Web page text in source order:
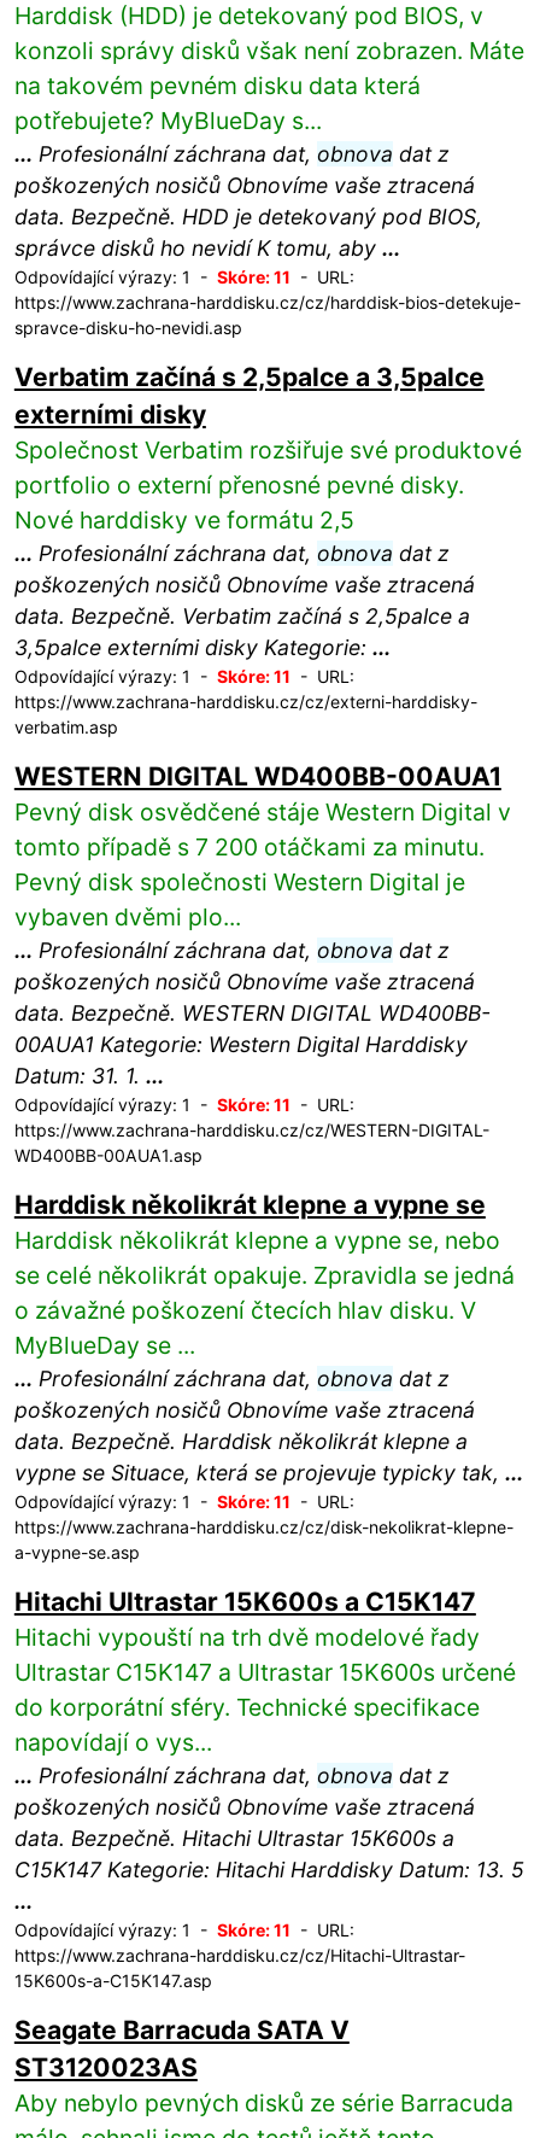
Harddisk (HDD) je detekovaný pod BIOS, v
konzoli správy disků však není zobrazen. Máte
na takovém pevném disku data která
potřebujete? MyBlueDay s...
... Profesionální záchrana dat, obnova dat z
poškozených nosičů Obnovíme vaše ztracená
data. Bezpečně. HDD je detekovaný pod BIOS,
správce disků ho nevidí K tomu, aby ...
Odpovídající výrazy: 1 - Skóre: 11 - URL:
https://www.zachrana-harddisku.cz/cz/harddisk-bios-detekuje-
spravce-disku-ho-nevidi.asp
Verbatim začíná s 2,5palce a 3,5palce
externími disky
Společnost Verbatim rozšiřuje své produktové
portfolio o externí přenosné pevné disky.
Nové harddisky ve formátu 2,5
... Profesionální záchrana dat, obnova dat z
poškozených nosičů Obnovíme vaše ztracená
data. Bezpečně. Verbatim začíná s 2,5palce a
3,5palce externími disky Kategorie: ...
Odpovídající výrazy: 1 - Skóre: 11 - URL:
https://www.zachrana-harddisku.cz/cz/externi-harddisky-
verbatim.asp
WESTERN DIGITAL WD400BB-00AUA1
Pevný disk osvědčené stáje Western Digital v
tomto případě s 7 200 otáčkami za minutu.
Pevný disk společnosti Western Digital je
vybaven dvěmi plo...
... Profesionální záchrana dat, obnova dat z
poškozených nosičů Obnovíme vaše ztracená
data. Bezpečně. WESTERN DIGITAL WD400BB-
00AUA1 Kategorie: Western Digital Harddisky
Datum: 31. 1. ...
Odpovídající výrazy: 1 - Skóre: 11 - URL:
https://www.zachrana-harddisku.cz/cz/WESTERN-DIGITAL-
WD400BB-00AUA1.asp
Harddisk několikrát klepne a vypne se
Harddisk několikrát klepne a vypne se, nebo
se celé několikrát opakuje. Zpravidla se jedná
o závažné poškození čtecích hlav disku. V
MyBlueDay se ...
... Profesionální záchrana dat, obnova dat z
poškozených nosičů Obnovíme vaše ztracená
data. Bezpečně. Harddisk několikrát klepne a
vypne se Situace, která se projevuje typicky tak, ...
Odpovídající výrazy: 1 - Skóre: 11 - URL:
https://www.zachrana-harddisku.cz/cz/disk-nekolikrat-klepne-
a-vypne-se.asp
Hitachi Ultrastar 15K600s a C15K147
Hitachi vypouští na trh dvě modelové řady
Ultrastar C15K147 a Ultrastar 15K600s určené
do korporátní sféry. Technické specifikace
napovídají o vys...
... Profesionální záchrana dat, obnova dat z
poškozených nosičů Obnovíme vaše ztracená
data. Bezpečně. Hitachi Ultrastar 15K600s a
C15K147 Kategorie: Hitachi Harddisky Datum: 13. 5
...
Odpovídající výrazy: 1 - Skóre: 11 - URL:
https://www.zachrana-harddisku.cz/cz/Hitachi-Ultrastar-
15K600s-a-C15K147.asp
Seagate Barracuda SATA V
ST3120023AS
Aby nebylo pevných disků ze série Barracuda